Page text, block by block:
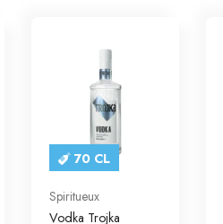
70 CL
Spiritueux
Vodka Trojka